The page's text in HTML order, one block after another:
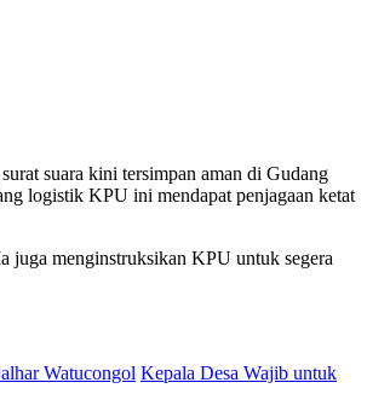
suara kini tersimpan aman di Gudang
logistik KPU ini mendapat penjagaan ketat
juga menginstruksikan KPU untuk segera
Watucongol Kepala Desa Wajib untuk